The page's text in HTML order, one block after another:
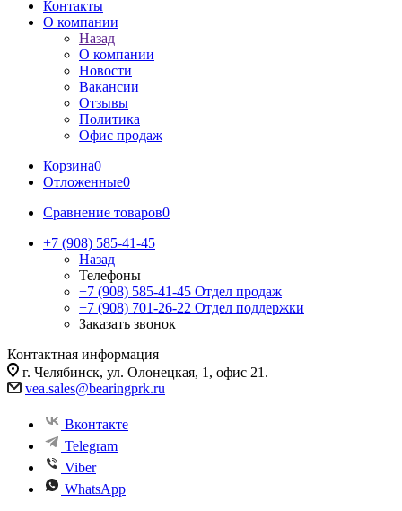
Контакты
О компании
Назад
О компании
Новости
Вакансии
Отзывы
Политика
Офис продаж
Корзина0
Отложенные0
Сравнение товаров0
+7 (908) 585-41-45
Назад
Телефоны
+7 (908) 585-41-45 Отдел продаж
+7 (908) 701-26-22 Отдел поддержки
Заказать звонок
Контактная информация
г. Челябинск, ул. Олонецкая, 1, офис 21.
vea.sales@bearingprk.ru
Вконтакте
Telegram
Viber
WhatsApp